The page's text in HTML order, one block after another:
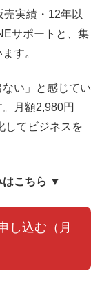
実績・12年以
サポートと、集
す。
ない」と感じてい
月額2,980円
してビジネスを
はこちら ▼
し込む（月